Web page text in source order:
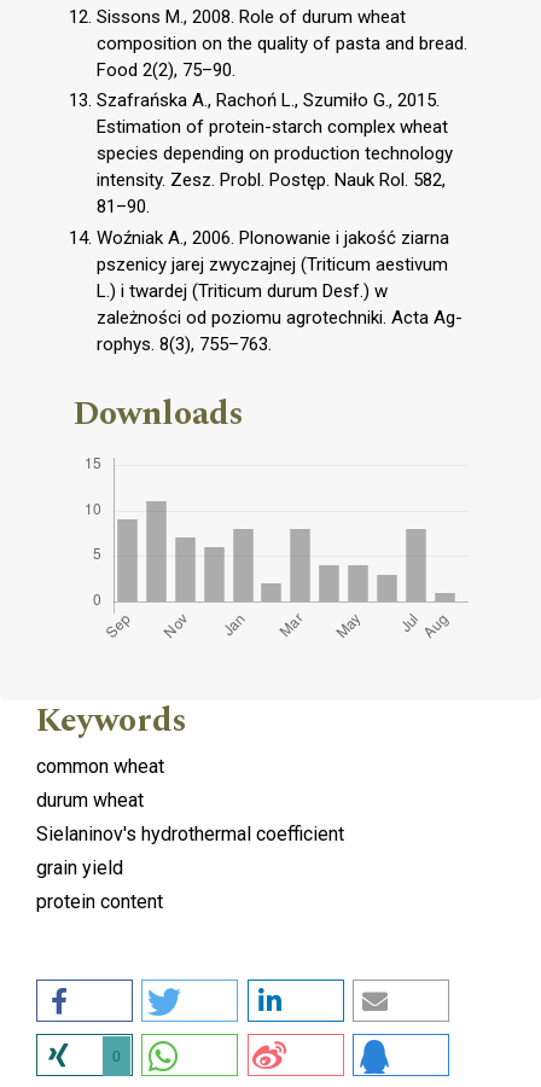
Sissons M., 2008. Role of durum wheat
composition on the quality of pasta and bread.
Food 2(2), 75–90.
Szafrańska A., Rachoń L., Szumiło G., 2015.
Estimation of protein-starch complex wheat
species depending on production technology
intensity. Zesz. Probl. Postęp. Nauk Rol. 582,
81–90.
Woźniak A., 2006. Plonowanie i jakość ziarna
pszenicy jarej zwyczajnej (Triticum aestivum
L.) i twardej (Triticum durum Desf.) w
zależności od poziomu agrotechniki. Acta Ag-
rophys. 8(3), 755–763.
Downloads
Keywords
common wheat
durum wheat
Sielaninov's hydrothermal coefficient
grain yield
protein content
0